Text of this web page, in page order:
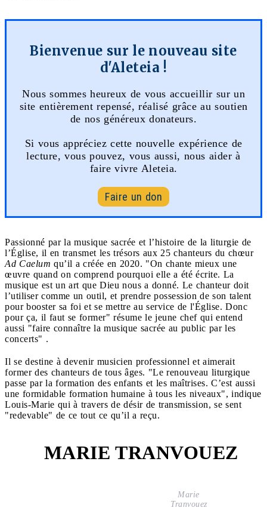
Bienvenue sur le nouveau site
d'Aleteia !
Nous sommes heureux de vous accueillir sur un
site entièrement repensé, réalisé grâce au soutien
de nos généreux donateurs.
Si vous appréciez cette nouvelle expérience de
lecture, vous pouvez, vous aussi, nous aider à
faire vivre Aleteia.
Faire un don
Passionné par la musique sacrée et l’histoire de la liturgie de
l’Église, il en transmet les trésors aux 25 chanteurs du chœur
Ad Caelum qu’il a créée en 2020. "On chante mieux une
œuvre quand on comprend pourquoi elle a été écrite. La
musique est un art que Dieu nous a donné. Le chanteur doit
l’utiliser comme un outil, et prendre possession de son talent
pour booster sa foi et se mettre au service de l'Église. Donc
pour ça, il faut se former" résume le jeune chef qui entend
aussi "faire connaître la musique sacrée au public par les
concerts" .
Il se destine à devenir musicien professionnel et aimerait
former des chanteurs de tous âges. "Le renouveau liturgique
passe par la formation des enfants et les maîtrises. C’est aussi
une formidable formation humaine à tous les niveaux", indique
Louis-Marie qui à travers de désir de transmission, se sent
"redevable" de ce tout ce qu’il a reçu.
MARIE TRANVOUEZ
Marie
Tranvouez